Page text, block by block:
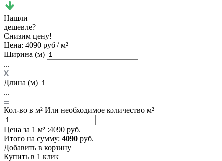
Нашли
дешевле?
Снизим цену!
Цена: 4090 руб./ м²
Ширина (м)
...
Длина (м)
...
Кол-во в м² Или необходимое количество м²
Цена за 1 м² :4090 руб.
Итого на сумму: 4090 руб.
Добавить в корзину
Купить в 1 клик